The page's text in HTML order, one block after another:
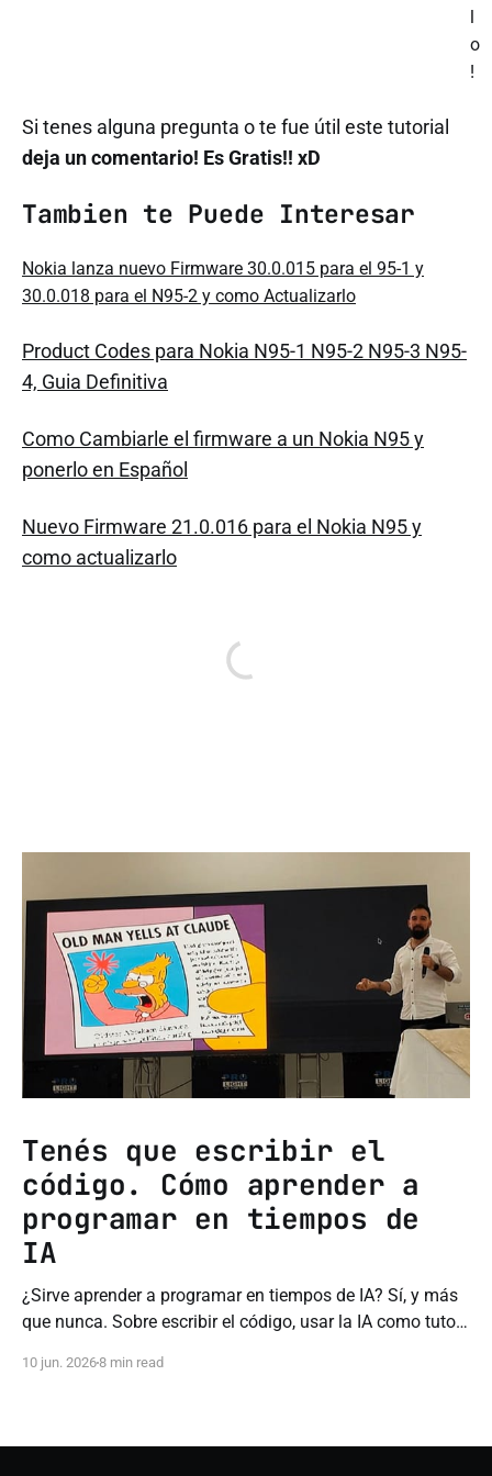
l
o
!
Si tenes alguna pregunta o te fue útil este tutorial
deja un comentario! Es Gratis!! xD
Tambien te Puede Interesar
Nokia lanza nuevo Firmware 30.0.015 para el 95-1 y
30.0.018 para el N95-2 y como Actualizarlo
Product Codes para Nokia N95-1 N95-2 N95-3 N95-
4, Guia Definitiva
Como Cambiarle el firmware a un Nokia N95 y
ponerlo en Español
Nuevo Firmware 21.0.016 para el Nokia N95 y
como actualizarlo
Tenés que escribir el
código. Cómo aprender a
programar en tiempos de
IA
¿Sirve aprender a programar en tiempos de IA? Sí, y más
que nunca. Sobre escribir el código, usar la IA como tutor
10 jun. 20268 min read